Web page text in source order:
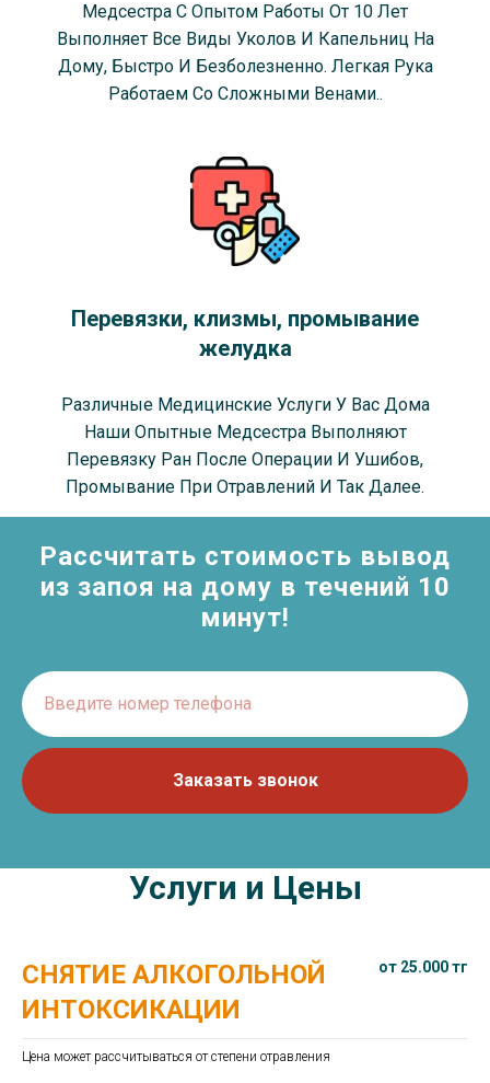
Медсестра С Опытом Работы От 10 Лет
Выполняет Все Виды Уколов И Капельниц На
Дому, Быстро И Безболезненно. Легкая Рука
Работаем Со Сложными Венами..
Перевязки, клизмы, промывание
желудка
Различные Медицинские Услуги У Вас Дома
Наши Опытные Медсестра Выполняют
Перевязку Ран После Операции И Ушибов,
Промывание При Отравлений И Так Далее.
Рассчитать стоимость вывод
из запоя на дому в течений 10
минут!
Введите номер телефона
Заказать звонок
Услуги и Це ны
СНЯТИЕ АЛКОГОЛЬНОЙ
ИНТОКСИКАЦИИ
от 25.000 тг
Цена может рассчитываться от степени отравления